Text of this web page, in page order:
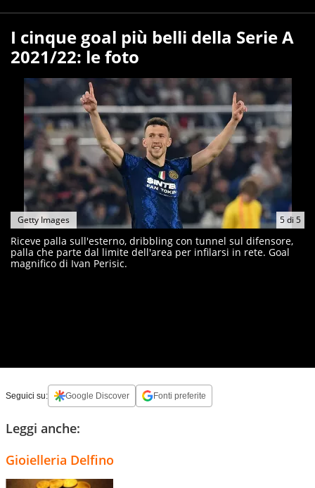
I cinque goal più belli della Serie A
2021/22: le foto
5di 5
Getty Images
Riceve palla sull'esterno, dribbling con tunnel sul difensore,
palla che parte dal limite dell'area per infilarsi in rete. Goal
magnifico di Ivan Perisic.
Seguici su: Google Discover Fonti preferite
Leggi anche:
Gioielleria Delfino